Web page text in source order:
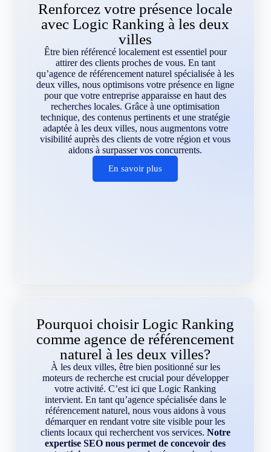
Renforcez votre présence locale
avec Logic Ranking à les deux
villes
Être bien référencé localement est essentiel pour
attirer des clients proches de vous. En tant
qu’agence de référencement naturel spécialisée à les
deux villes, nous optimisons votre présence en ligne
pour que votre entreprise apparaisse en haut des
recherches locales. Grâce à une optimisation
technique, des contenus pertinents et une stratégie
adaptée à les deux villes, nous augmentons votre
visibilité auprès des clients de votre région et vous
aidons à surpasser vos concurrents.
En savoir plus
Pourquoi choisir Logic Ranking
comme agence de référencement
naturel à les deux villes?
À les deux villes, être bien positionné sur les
moteurs de recherche est crucial pour développer
votre activité. C’est ici que Logic Ranking
intervient. En tant qu’agence spécialisée dans le
référencement naturel, nous vous aidons à vous
démarquer en rendant votre site visible pour les
clients locaux qui recherchent vos services. Notre
expertise SEO nous permet de concevoir des